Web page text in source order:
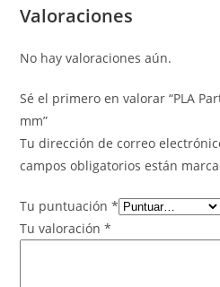
Valoraciones
No hay valoraciones aún.
Sé el primero en valorar “PLA
mm”
Tu dirección de correo
campos obligatorios están
Tu puntuación*
Tu valoración*